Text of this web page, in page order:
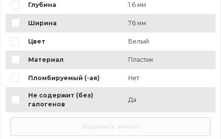
Глубина 1.6 мм
Ширина 76 мм
Цвет Белый
Материал Пластик
Пломбируемый (-ая) Нет
Не содержит (без)
галогенов
Да